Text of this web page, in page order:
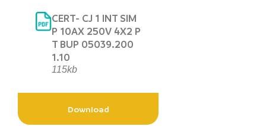
CERT- CJ 1 INT SIM
P 10AX 250V 4X2 P
T BUP 05039.200
1.10
115kb
Download